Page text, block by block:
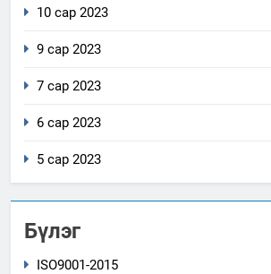
10 сар 2023
9 сар 2023
7 сар 2023
6 сар 2023
5 сар 2023
Бүлэг
ISO9001-2015